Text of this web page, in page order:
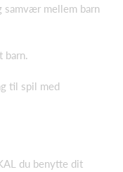
samvær mellem barn
barn.
til spil med
du benytte dit